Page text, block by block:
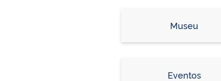
Museu
Eventos